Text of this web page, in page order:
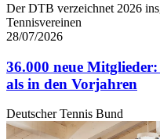
Der DTB verzeichnet 2026
Tennisvereinen
28/07/2026
36.000 neue
als in den Vorjahren
Deutscher Tennis Bund